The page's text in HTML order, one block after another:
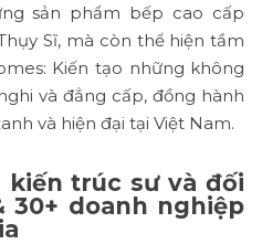
sản phẩm bếp cao cấp
Sĩ, mà còn thể hiện tầm
Kiến tạo những không
và đẳng cấp, đồng hành
và hiện đại tại Việt Nam.
kiến trúc sư và đối
doanh nghiệp